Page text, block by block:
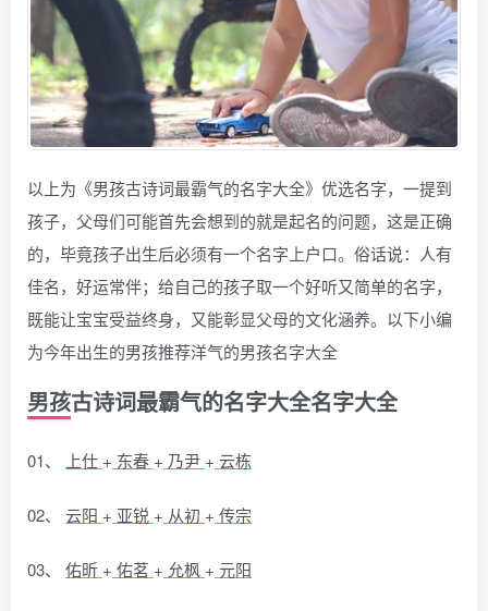
以上为《男孩古诗词最霸气的名字大全》优选名字，一提到
孩子，父母们可能首先会想到的就是起名的问题，这是正确
的，毕竟孩子出生后必须有一个名字上户口。俗话说：人有
佳名，好运常伴；给自己的孩子取一个好听又简单的名字，
既能让宝宝受益终身，又能彰显父母的文化涵养。以下小编
为今年出生的男孩推荐洋气的男孩名字大全
男孩古诗词最霸气的名字大全名字大全
01、 上仕 + 东春 + 乃尹 + 云栋
02、 云阳 + 亚锐 + 从初 + 传宗
03、 佑昕 + 佑茗 + 允枫 + 元阳